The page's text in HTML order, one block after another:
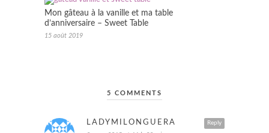
Mon gâteau à la vanille et ma table
d’anniversaire – Sweet Table
15 août 2019
5 COMMENTS
Reply
LADYMILONGUERA